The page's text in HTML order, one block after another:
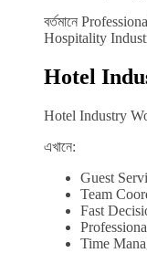
বর্তমানে
Hospitality
Hotel
Hotel Industry
এখানে:
Guest
Team
Fast
Time